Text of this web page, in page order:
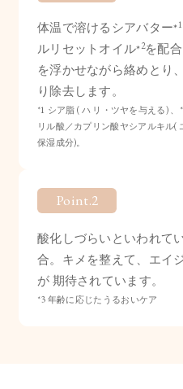
体温で溶けるシアバター*1
ルリセットオイル*2を配
を浮かせながら絡めとり
り除去します。
*1 シア脂 ( ハ リ・ツヤを与える)
リル酸／カプリン酸ヤシアルキル(
保湿成分)。
Point.2
酸化しづらいといわれて
合。キメを整えて、エイ
が 期待されています。
*3 年齢に応じたうるおいケア